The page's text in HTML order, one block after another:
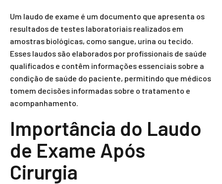
Um laudo de exame é um documento que apresenta os
resultados de testes laboratoriais realizados em
amostras biológicas, como sangue, urina ou tecido.
Esses laudos são elaborados por profissionais de saúde
qualificados e contêm informações essenciais sobre a
condição de saúde do paciente, permitindo que médicos
tomem decisões informadas sobre o tratamento e
acompanhamento.
Importância do Laudo
de Exame Após
Cirurgia